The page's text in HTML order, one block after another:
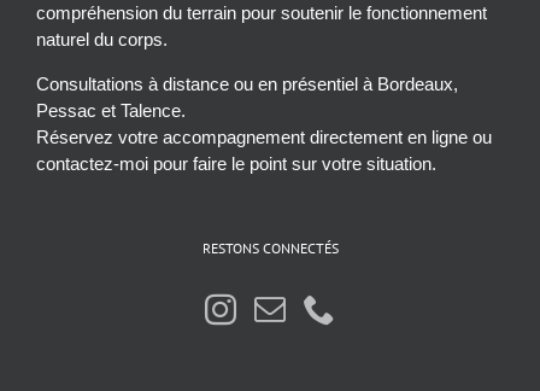
compréhension du terrain pour soutenir le fonctionnement
naturel du corps.
Consultations à distance ou en présentiel à Bordeaux,
Pessac et Talence.
Réservez votre accompagnement directement en ligne ou
contactez-moi pour faire le point sur votre situation.
RESTONS CONNECTÉS